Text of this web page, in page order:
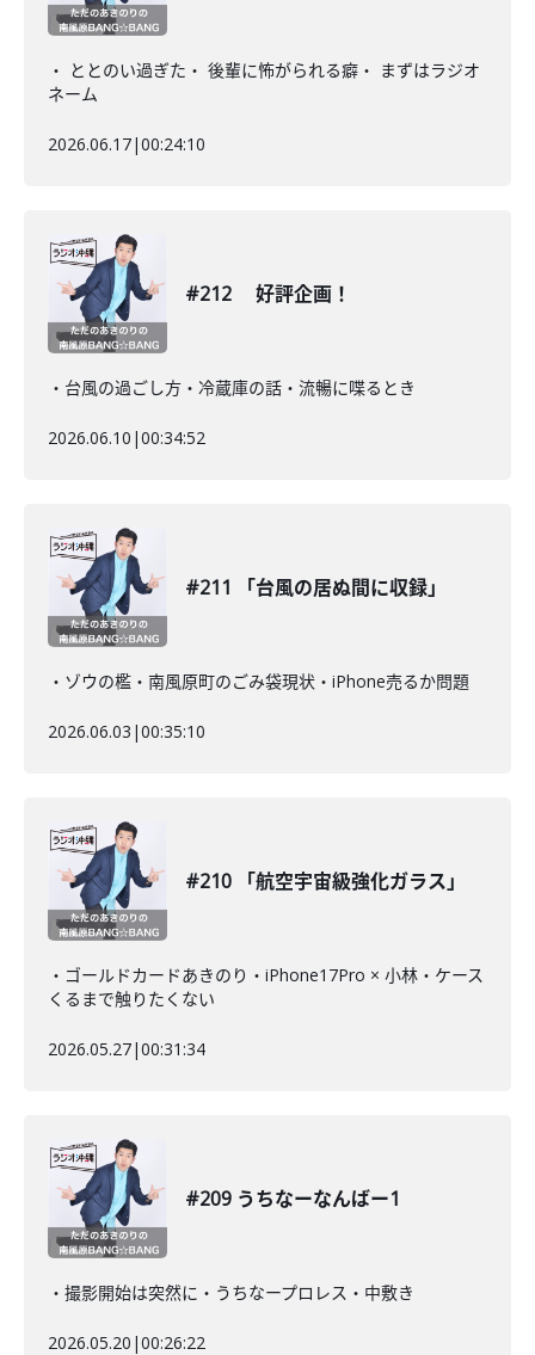
・ ととのい過ぎた・ 後輩に怖がられる癖・ まずはラジオ
ネーム
2026.06.17|00:24:10
#212 好評企画！
・台風の過ごし方・冷蔵庫の話・流暢に喋るとき
2026.06.10 |00:34:52
#211 「台風の居ぬ間に収録」
・ゾウの檻・南風原町のごみ袋現状・iPhone売るか問題
2026.06.03 |00:35:10
#210 「航空宇宙級強化ガラス」
・ゴールドカードあきのり・iPhone17Pro × 小林・ケース
くるまで触りたくない
2026.05.27|00:31:34
#209 うちなーなんばー1
・撮影開始は突然に・うちなープロレス・中敷き
2026.05.20 |00:26:22